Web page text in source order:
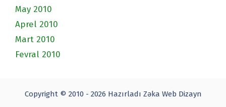
May 2010
Aprel 2010
Mart 2010
Fevral 2010
Copyright © 2010 - 2026 Hazırladı Zəka Web Dizayn